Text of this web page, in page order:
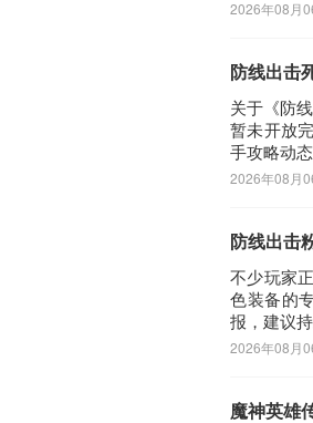
2026年08月
防线出击
关于《防
暂未开放
手攻略动
2026年08月
防线出击
不少玩家
色装备的
报，建议
2026年08月
魔神英雄